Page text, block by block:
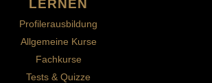
LERNEN
Profilerausbildung
Allgemeine Kurse
Fachkurse
Tests & Quizze